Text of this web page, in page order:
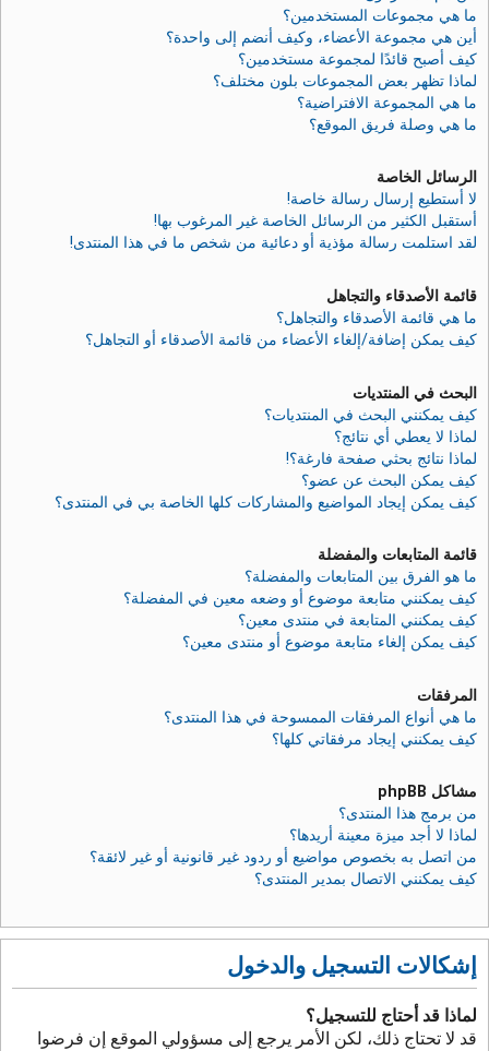
ما هي مجموعات المستخدمين؟
أين هي مجموعة الأعضاء، وكيف أنضم إلى واحدة؟
كيف أصبح قائدًا لمجموعة مستخدمين؟
لماذا تظهر بعض المجموعات بلون مختلف؟
ما هي المجموعة الافتراضية؟
ما هي وصلة فريق الموقع؟
الرسائل الخاصة
لا أستطيع إرسال رسالة خاصة!
أستقبل الكثير من الرسائل الخاصة غير المرغوب بها!
لقد استلمت رسالة مؤذية أو دعائية من شخص ما في هذا المنتدى!
قائمة الأصدقاء والتجاهل
ما هي قائمة الأصدقاء والتجاهل؟
كيف يمكن إضافة/إلغاء الأعضاء من قائمة الأصدقاء أو التجاهل؟
البحث في المنتديات
كيف يمكنني البحث في المنتديات؟
لماذا لا يعطي أي نتائج؟
لماذا نتائج بحثي صفحة فارغة؟!
كيف يمكن البحث عن عضو؟
كيف يمكن إيجاد المواضيع والمشاركات كلها الخاصة بي في المنتدى؟
قائمة المتابعات والمفضلة
ما هو الفرق بين المتابعات والمفضلة؟
كيف يمكنني متابعة موضوع أو وضعه معين في المفضلة؟
كيف يمكنني المتابعة في منتدى معين؟
كيف يمكن إلغاء متابعة موضوع أو منتدى معين؟
المرفقات
ما هي أنواع المرفقات الممسوحة في هذا المنتدى؟
كيف يمكنني إيجاد مرفقاتي كلها؟
مشاكل phpBB
من برمج هذا المنتدى؟
لماذا لا أجد ميزة معينة أريدها؟
من اتصل به بخصوص مواضيع أو ردود غير قانونية أو غير لائقة؟
كيف يمكنني الاتصال بمدير المنتدى؟
إشكالات التسجيل والدخول
لماذا قد أحتاج للتسجيل؟
قد لا تحتاج ذلك، لكن الأمر يرجع إلى مسؤولي الموقع إن فرضوا